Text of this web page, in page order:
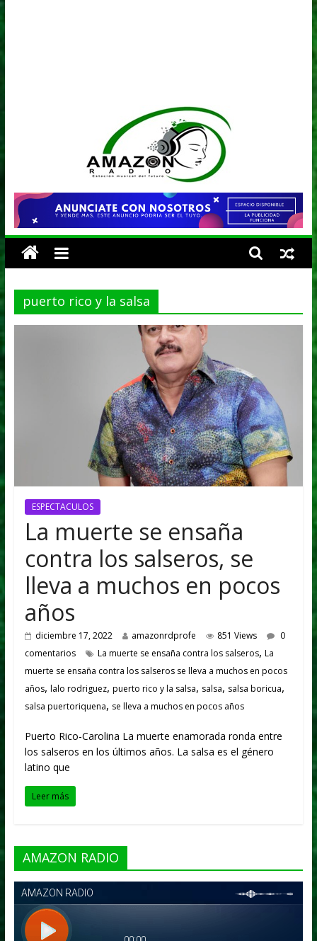
AMAZON
RADIO
MUSICAL
DEL
FUTURO
puerto rico y la salsa
ESPECTACULOS
La muerte se ensaña
contra los salseros, se
lleva a muchos en pocos
años
diciembre 17, 2022 amazonrdprofe 851 Views
0
comentarios
La muerte se ensaña contra los salseros, La
muerte se ensaña contra los salseros se lleva a muchos en pocos
años, lalo rodriguez, puerto rico y la salsa, salsa, salsa boricua,
salsa puertoriquena, se lleva a muchos en pocos años
Puerto Rico-Carolina La muerte enamorada ronda entre
los salseros en los últimos años. La salsa es el género
latino que
Leer más
AMAZON RADIO